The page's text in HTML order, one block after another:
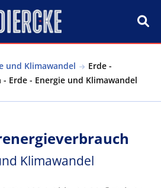
und Klimawandel
Erde -
Erde - Energie und Klimawandel
Klimawandel